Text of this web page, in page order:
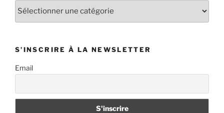
Y
S’INSCRIRE À LA NEWSLETTER
Email